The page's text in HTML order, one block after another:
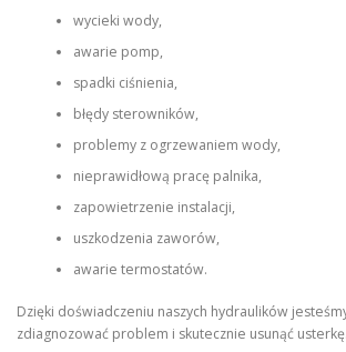
wycieki wody,
awarie pomp,
spadki ciśnienia,
błędy sterowników,
problemy z ogrzewaniem wody,
nieprawidłową pracę palnika,
zapowietrzenie instalacji,
uszkodzenia zaworów,
awarie termostatów.
Dzięki doświadczeniu naszych hydraulików
zdiagnozować problem i skutecznie usunąć usterkę.